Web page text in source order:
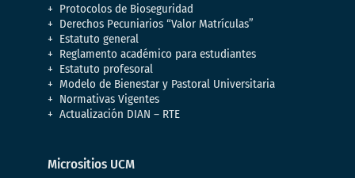
Protocolos de Bioseguridad
Derechos Pecuniarios “Valor Matrículas”
Estatuto general
Reglamento académico para estudiantes
Estatuto profesoral
Modelo de Bienestar y Pastoral Universitaria
Normativas Vigentes
Actualización DIAN – RTE
Micrositios UCM